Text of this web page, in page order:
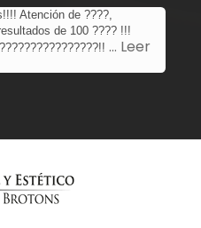
Atención de ????,
de 100 ???? !!!
… Leer